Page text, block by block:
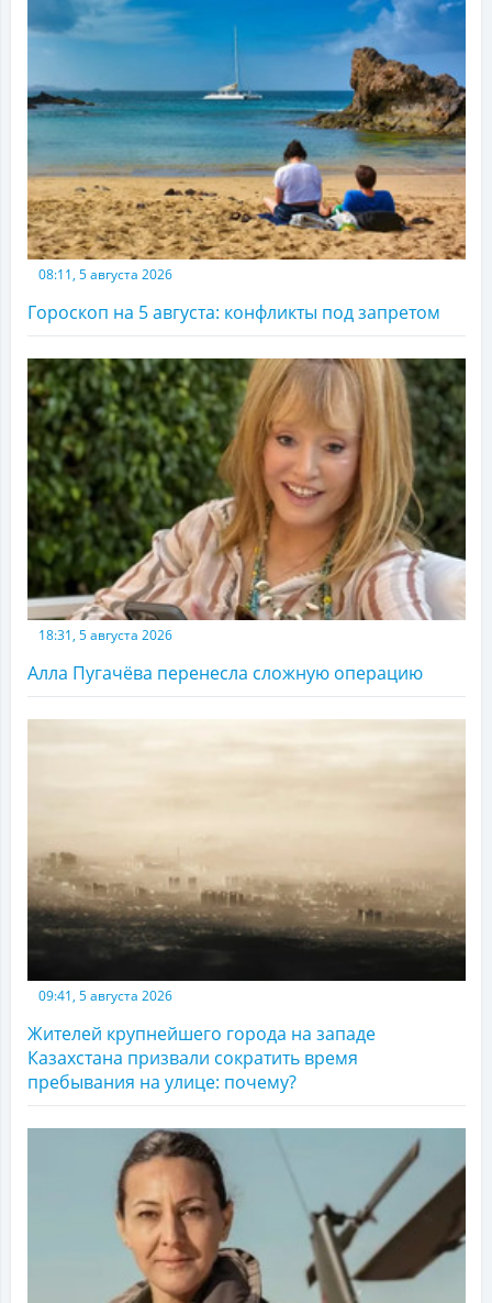
08:11, 5 августа 2026
Гороскоп на 5 августа: конфликты под запретом
18:31, 5 августа 2026
Алла Пугачёва перенесла сложную операцию
09:41, 5 августа 2026
Жителей крупнейшего города на западе
Казахстана призвали сократить время
пребывания на улице: почему?